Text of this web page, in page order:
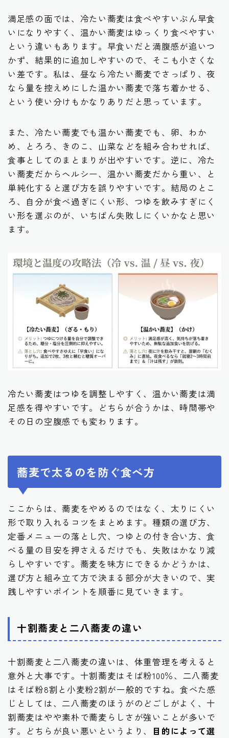
満足感の面では、冷たい蕎麦は食べやすいぶん早食
いになりやすく、温かい蕎麦はゆっくり食べやすい
という違いもあります。早食いだと満腹感が追いつ
かず、結果的に追加しやすいので、そこも小さくな
い差です。私は、昼なら冷たい蕎麦でさっぱり、夜
なら量を控えめにした温かい蕎麦で落ち着かせる、
という使い分けもかなりありだと思っています。
また、冷たい蕎麦でも温かい蕎麦でも、卵、わか
め、とろろ、きのこ、山菜などを組み合わせれば、
食事としてのまとまりが出やすいです。逆に、冷た
い蕎麦だからヘルシー、温かい蕎麦だから重い、と
単純化すると選び方を誤りやすいです。結局のとこ
ろ、自分が食べ過ぎにくい形、つゆを飲みすぎにく
い形を選ぶのが、いちばん失敗しにくいかなと思い
ます。
冷たい蕎麦はつゆを調整しやすく、温かい蕎麦は満
足感を得やすいです。どちらが合うかは、時間帯や
その日の空腹感でも変わります。
蕎麦で太るのを防ぐ食べ方
ここからは、蕎麦をやめるのではなく、太りにくい
形で取り入れるコツをまとめます。種類の選び方、
定番メニューの落とし穴、つゆとの付き合い方、食
べる量の目安を押さえるだけでも、失敗はかなり減
らしやすいです。蕎麦を味方にできるかどうかは、
選び方と組み立て方で決まる部分が大きいので、実
践しやすいポイントを順番に見ていきます。
十割蕎麦と二八蕎麦の違い
十割蕎麦と二八蕎麦の違いは、体重管理を考えると
意外と大事です。十割蕎麦はそば粉100％、二八蕎麦
はそば粉8割と小麦粉2割が一般的ですね。食べた感
じとしては、二八蕎麦のほうがのどごしがよく、十
割蕎麦はやや素朴で蕎麦らしさが強いことが多いで
す。どちらが良い悪いというより、
目的によって選